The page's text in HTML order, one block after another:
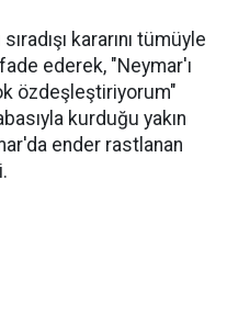
kararını tümüyle
ederek, "Neymar'ı
özdeşleştiriyorum"
kurduğu yakın
ender rastlanan